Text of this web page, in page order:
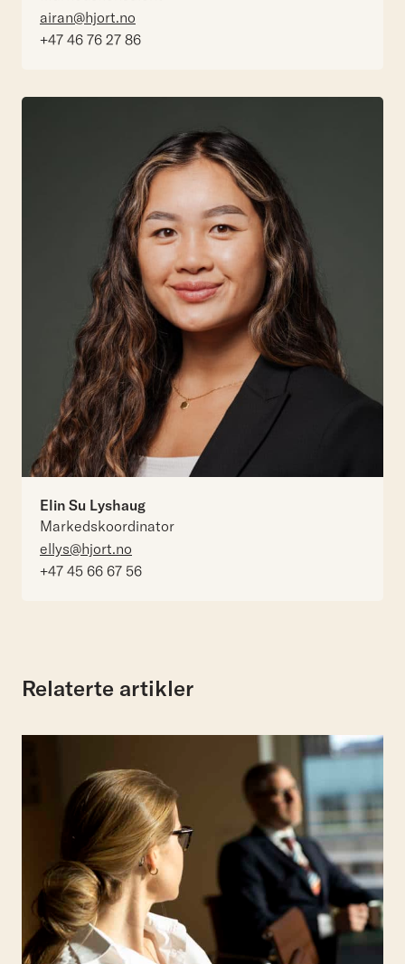
airan@hjort.no
+47 46 76 27 86
Elin Su Lyshaug
Markedskoordinator
ellys@hjort.no
+47 45 66 67 56
Relaterte artikler